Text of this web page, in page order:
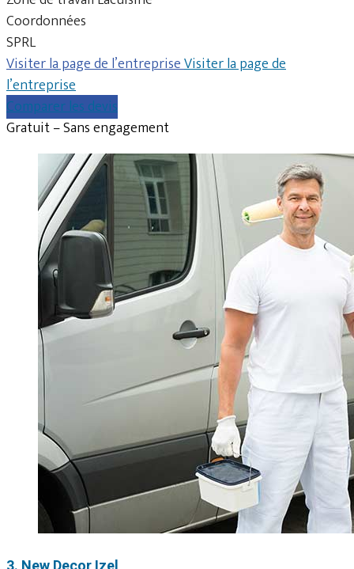
Coordonnées
SPRL
Visiter la page de l’entrepriseVisiter la page de
l’entreprise
Comparer les devis
Gratuit – Sans engagement
3. New Decor Izel